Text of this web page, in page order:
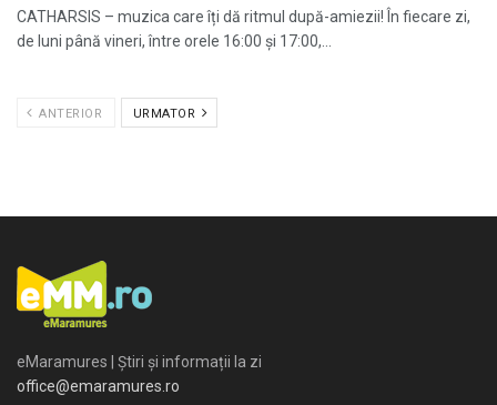
CATHARSIS – muzica care îți dă ritmul după-amiezii! În fiecare zi,
de luni până vineri, între orele 16:00 și 17:00,...
ANTERIOR URMATOR
eMaramures | Știri și informații la zi
office@emaramures.ro